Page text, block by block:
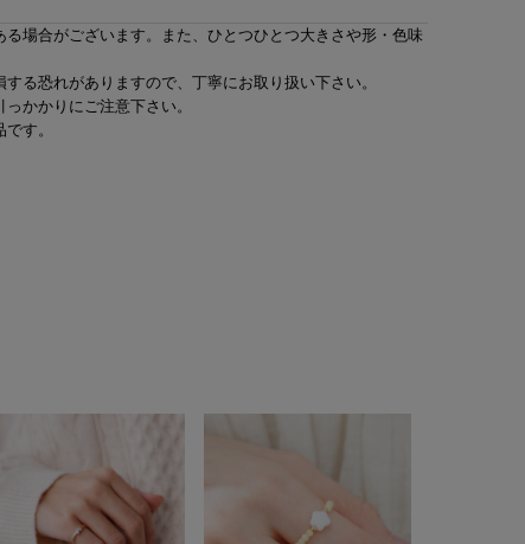
場合がございます。また、ひとつひとつ大きさや形・色味
る恐れがありますので、丁寧にお取り扱い下さい。
かかりにご注意下さい。
す。